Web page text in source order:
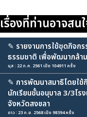
เรื่องที่ท่านอาจสน
✎ รายงานการใช้ชุดกิจก
ธรรมชาติ เพื่อพัฒนากล้า
นุส : 22 ก.ค. 2561 เปิด 104911 ครั้ง
✎ การพัฒนาสมาธิโดยใช้
นักเรียนชั้นอนุบาล 3/3โร
จังหวัดสงขลา
ดาว : 23 ก.ย. 2568 เปิด 98394 ครั้ง